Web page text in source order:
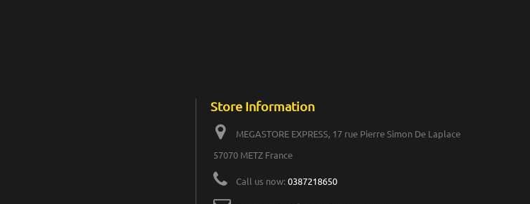
Store Information
MEGASTORE EXPRESS, 17 rue Pierre Simon De Laplace
57070 METZ France
Call us now:0387218650